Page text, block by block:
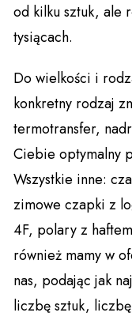
od kilku sztuk, ale
tysiącach.
Do wielkości i
konkretny rodzaj
termotransfer,
Ciebie optymalny
Wszystkie inne:
zimowe czapki z
4F, polary z
również mamy w
nas, podając jak
liczbę sztuk,